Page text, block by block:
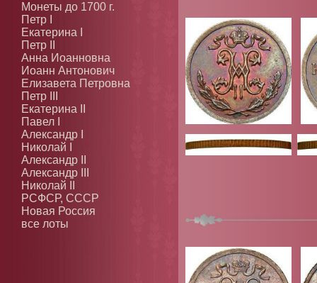
Монеты до 1700 г.
Петр I
Екатерина I
Петр II
Анна Иоанновна
Иоанн Антонович
Елизавета Петровна
Петр III
Екатерина II
Павел I
Александр I
Николай I
Александр II
Александр III
Николай II
РСФСР, СССР
Новая Россия
все лоты